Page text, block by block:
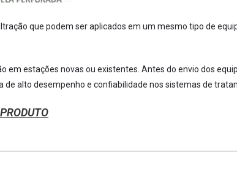
que podem ser aplicados em um mesmo tipo de
estações novas ou existentes. Antes do envio dos
alto desempenho e confiabilidade nos sistemas de